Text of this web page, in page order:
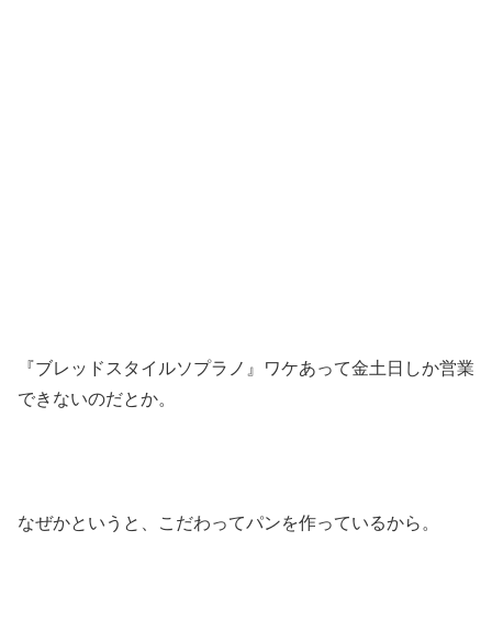
『ブレッドスタイルソプラノ』ワケあって金土日しか営業
できないのだとか。
なぜかというと、こだわってパンを作っているから。